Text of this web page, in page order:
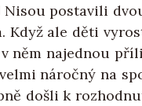
Nisou postavili
Když ale děti
něm najednou
náročný na
došli k